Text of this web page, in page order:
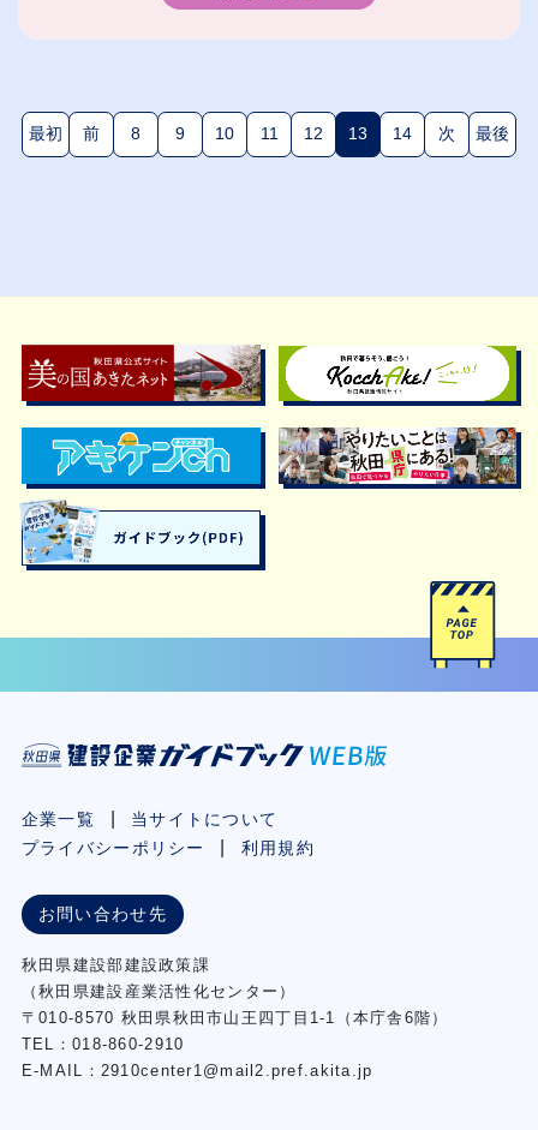
最初 前 8 9 10 11 12 13(現在のページ)
14 次 最後
企業一覧
当サイトについて
プライバシーポリシー
利用規約
お問い合わせ先
秋⽥県建設部建設政策課
（秋⽥県建設産業活性化センター）
〒010-8570 秋田県秋田市⼭王四丁⽬1-1（本庁舎6階）
TEL：018-860-2910
E-MAIL：2910center1@mail2.pref.akita.jp